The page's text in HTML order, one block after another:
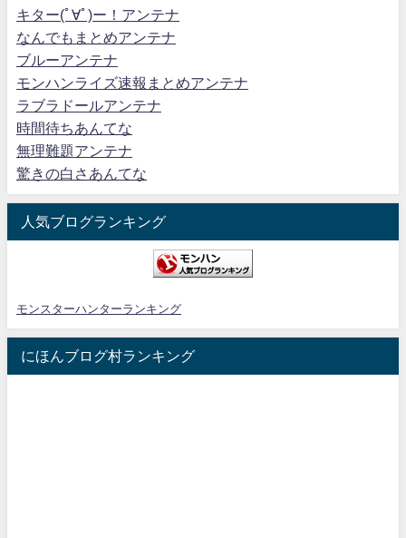
キター(ﾟ∀ﾟ)ー！アンテナ
なんでもまとめアンテナ
ブルーアンテナ
モンハンライズ速報まとめアンテナ
ラブラドールアンテナ
時間待ちあんてな
無理難題アンテナ
驚きの白さあんてな
人気ブログランキング
モンスターハンターランキング
にほんブログ村ランキング